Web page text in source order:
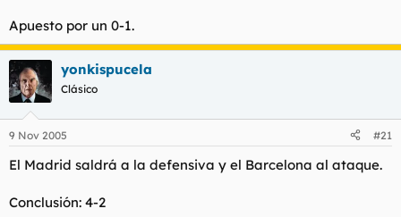
Apuesto por un 0-1.
yonkispucela
Clásico
9 Nov 2005 #21
El Madrid saldrá a la defensiva y el Barcelona al ataque.
Conclusión: 4-2